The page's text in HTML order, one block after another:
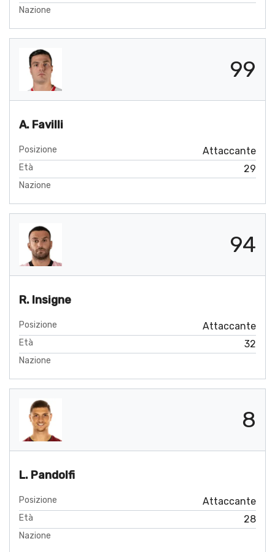
Nazione
99
A. Favilli
Posizione Attaccante
Età 29
Nazione
94
R. Insigne
Posizione Attaccante
Età 32
Nazione
8
L. Pandolfi
Posizione Attaccante
Età 28
Nazione